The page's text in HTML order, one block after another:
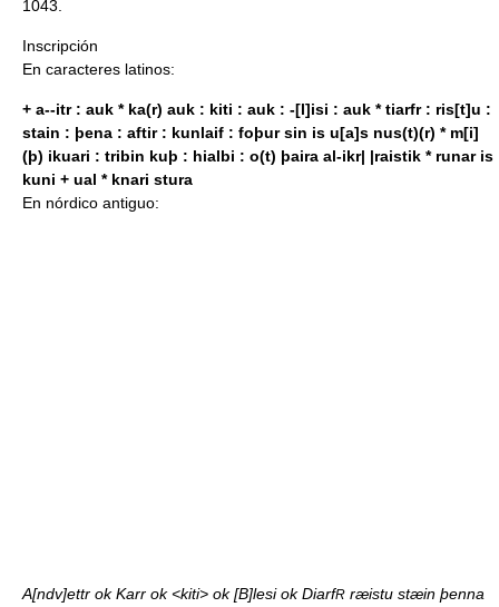
1043.
Inscripción
En caracteres latinos:
+ a--itr : auk * ka(r) auk : kiti : auk : -[l]isi : auk * tiarfr : ris[t]u :
stain : þena : aftir : kunlaif : foþur sin is u[a]s nus(t)(r) * m[i]
(þ) ikuari : tribin kuþ : hialbi : o(t) þaira al-ikr| |raistik * runar is
kuni + ual * knari stura
En nórdico antiguo:
A[ndv]ettr ok Karr ok <kiti> ok [B]lesi ok DiarfR ræistu stæin þenna